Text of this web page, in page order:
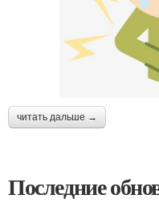
читать дальше →
Последние